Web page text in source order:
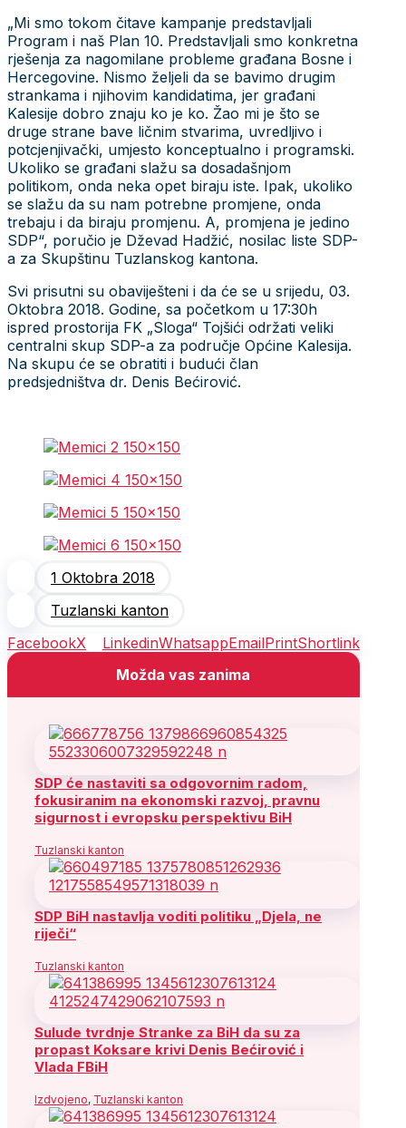
„Mi smo tokom čitave kampanje predstavljali
Program i naš Plan 10. Predstavljali smo konkretna
rješenja za nagomilane probleme građana Bosne i
Hercegovine. Nismo željeli da se bavimo drugim
strankama i njihovim kandidatima, jer građani
Kalesije dobro znaju ko je ko. Žao mi je što se
druge strane bave ličnim stvarima, uvredljivo i
potcjenjivački, umjesto konceptualno i programski.
Ukoliko se građani slažu sa dosadašnjom
politikom, onda neka opet biraju iste. Ipak, ukoliko
se slažu da su nam potrebne promjene, onda
trebaju i da biraju promjenu. A, promjena je jedino
SDP“, poručio je Dževad Hadžić, nosilac liste SDP-
a za Skupštinu Tuzlanskog kantona.
Svi prisutni su obaviješteni i da će se u srijedu, 03.
Oktobra 2018. Godine, sa početkom u 17:30h
ispred prostorija FK „Sloga“ Tojšići održati veliki
centralni skup SDP-a za područje Općine Kalesija.
Na skupu će se obratiti i budući član
predsjedništva dr. Denis Bećirović.
1 Oktobra 2018
Tuzlanski kanton
FacebookX LinkedinWhatsappEmailPrintShortlink
Možda vas zanima
SDP će nastaviti sa odgovornim radom,
fokusiranim na ekonomski razvoj, pravnu
sigurnost i evropsku perspektivu BiH
Tuzlanski kanton
SDP BiH nastavlja voditi politiku „Djela, ne
riječi“
Tuzlanski kanton
Sulude tvrdnje Stranke za BiH da su za
propast Koksare krivi Denis Bećirović i
Vlada FBiH
Izdvojeno, Tuzlanski kanton